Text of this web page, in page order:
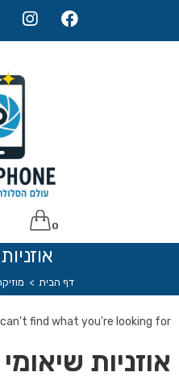
0
דף הבית >
find what you're looking for.
אוזניות שיאומי